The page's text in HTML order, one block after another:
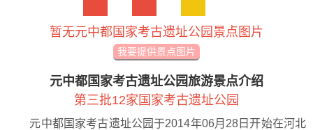
暂无元中都国家考古遗址公园景点图片
我要提供景点图片
元中都国家考古遗址公园旅游景点介绍
第三批12家国家考古遗址公园
元中都国家考古遗址公园于2014年06月28日开始在河北